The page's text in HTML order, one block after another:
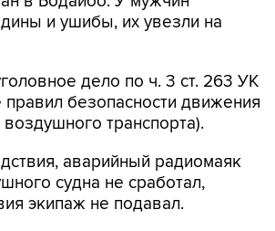
и ушибы, их увезли на
дело по ч. 3 ст. 263 УК
безопасности движения
воздушного транспорта).
аварийный радиомаяк
судна не сработал,
экипаж не подавал.